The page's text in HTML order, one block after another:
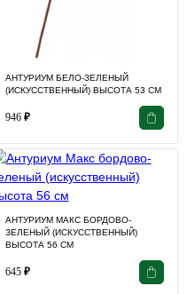
АНТУРИУМ БЕЛО-ЗЕЛЕНЫЙ
(ИСКУССТВЕННЫЙ) ВЫСОТА 53 СМ
946 ₽
АНТУРИУМ МАКС БОРДОВО-
ЗЕЛЕНЫЙ (ИСКУССТВЕННЫЙ)
ВЫСОТА 56 СМ
645 ₽